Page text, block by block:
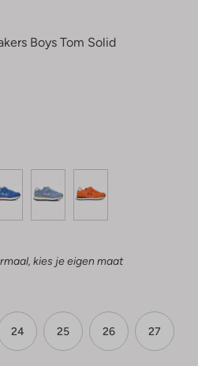
Boys Tom Solid
kies je eigen maat
24 25 26 27